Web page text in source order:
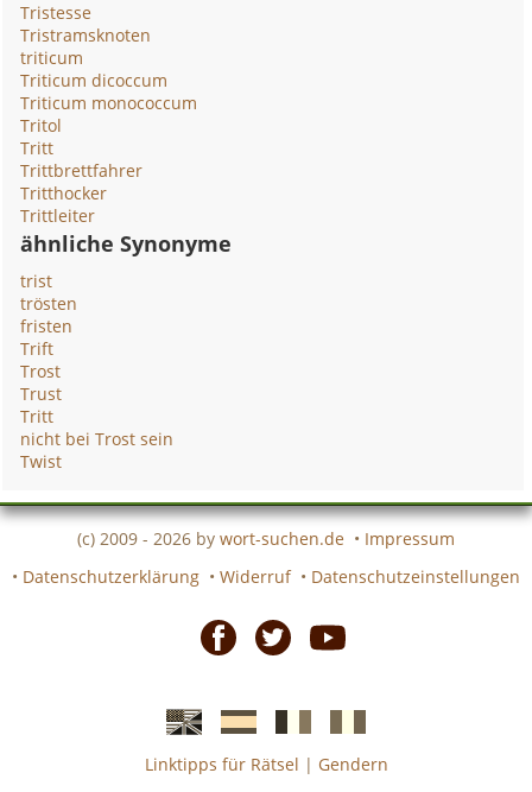
Tristesse
Tristramsknoten
triticum
Triticum dicoccum
Triticum monococcum
Tritol
Tritt
Trittbrettfahrer
Tritthocker
Trittleiter
ähnliche Synonyme
trist
trösten
fristen
Trift
Trost
Trust
Tritt
nicht bei Trost sein
Twist
(c) 2009 - 2026 by wort-suchen.de • Impressum
• Datenschutzerklärung • Widerruf • Datenschutzeinstellungen
EnglischeSpanischefranzösicheitalienische
Linktipps für Rätsel | Gendern